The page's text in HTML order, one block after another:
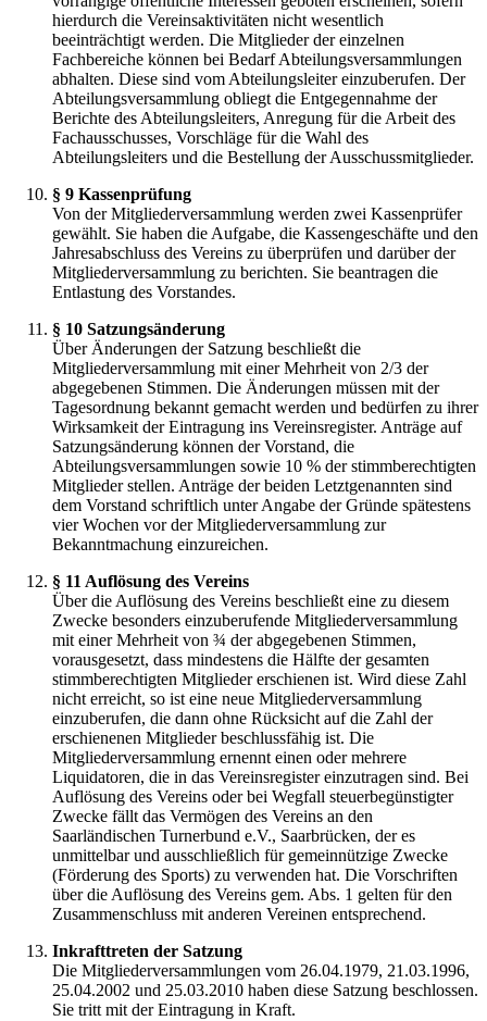
hierdurch die Vereinsaktivitäten nicht wesentlich
beeinträchtigt werden. Die Mitglieder der einzelnen
Fachbereiche können bei Bedarf Abteilungsversammlungen
abhalten. Diese sind vom Abteilungsleiter einzuberufen. Der
Abteilungsversammlung obliegt die Entgegennahme der
Berichte des Abteilungsleiters, Anregung für die Arbeit des
Fachausschusses, Vorschläge für die Wahl des
Abteilungsleiters und die Bestellung der Ausschussmitglieder.
§ 9 Kassenprüfung
Von der Mitgliederversammlung werden zwei Kassenprüfer
gewählt. Sie haben die Aufgabe, die Kassengeschäfte und den
Jahresabschluss des Vereins zu überprüfen und darüber der
Mitgliederversammlung zu berichten. Sie beantragen die
Entlastung des Vorstandes.
§ 10 Satzungsänderung
Über Änderungen der Satzung beschließt die
Mitgliederversammlung mit einer Mehrheit von 2/3 der
abgegebenen Stimmen. Die Änderungen müssen mit der
Tagesordnung bekannt gemacht werden und bedürfen zu ihrer
Wirksamkeit der Eintragung ins Vereinsregister. Anträge auf
Satzungsänderung können der Vorstand, die
Abteilungsversammlungen sowie 10 % der stimmberechtigten
Mitglieder stellen. Anträge der beiden Letztgenannten sind
dem Vorstand schriftlich unter Angabe der Gründe spätestens
vier Wochen vor der Mitgliederversammlung zur
Bekanntmachung einzureichen.
§ 11 Auflösung des Vereins
Über die Auflösung des Vereins beschließt eine zu diesem
Zwecke besonders einzuberufende Mitgliederversammlung
mit einer Mehrheit von ¾ der abgegebenen Stimmen,
vorausgesetzt, dass mindestens die Hälfte der gesamten
stimmberechtigten Mitglieder erschienen ist. Wird diese Zahl
nicht erreicht, so ist eine neue Mitgliederversammlung
einzuberufen, die dann ohne Rücksicht auf die Zahl der
erschienenen Mitglieder beschlussfähig ist. Die
Mitgliederversammlung ernennt einen oder mehrere
Liquidatoren, die in das Vereinsregister einzutragen sind. Bei
Auflösung des Vereins oder bei Wegfall steuerbegünstigter
Zwecke fällt das Vermögen des Vereins an den
Saarländischen Turnerbund e.V., Saarbrücken, der es
unmittelbar und ausschließlich für gemeinnützige Zwecke
(Förderung des Sports) zu verwenden hat. Die Vorschriften
über die Auflösung des Vereins gem. Abs. 1 gelten für den
Zusammenschluss mit anderen Vereinen entsprechend.
Inkrafttreten der Satzung
Die Mitgliederversammlungen vom 26.04.1979, 21.03.1996,
25.04.2002 und 25.03.2010 haben diese Satzung beschlossen.
Sie tritt mit der Eintragung in Kraft.